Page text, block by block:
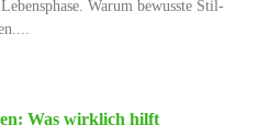
Warum bewusste Stil-